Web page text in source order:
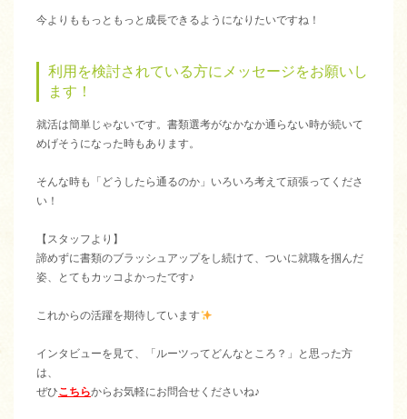
今よりももっともっと成長できるようになりたいですね！
利用を検討されている方にメッセージをお願いし
ます！
就活は簡単じゃないです。書類選考がなかなか通らない時が続いて
めげそうになった時もあります。
そんな時も「どうしたら通るのか」いろいろ考えて頑張ってくださ
い！
【スタッフより】
諦めずに書類のブラッシュアップをし続けて、ついに就職を掴んだ
姿、とてもカッコよかったです♪
これからの活躍を期待しています
インタビューを見て、「ルーツってどんなところ？」と思った方
は、
ぜひこちらからお気軽にお問合せくださいね♪